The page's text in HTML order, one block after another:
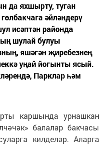
да яхшырту, туган
әйләндерү
исәптән районда
шулай булуы
яшәгән җиребезнең
уңай йогынты ясый.
Парклар һәм
каршында урнашкан
балалар бакчасы
килделәр. Аларга